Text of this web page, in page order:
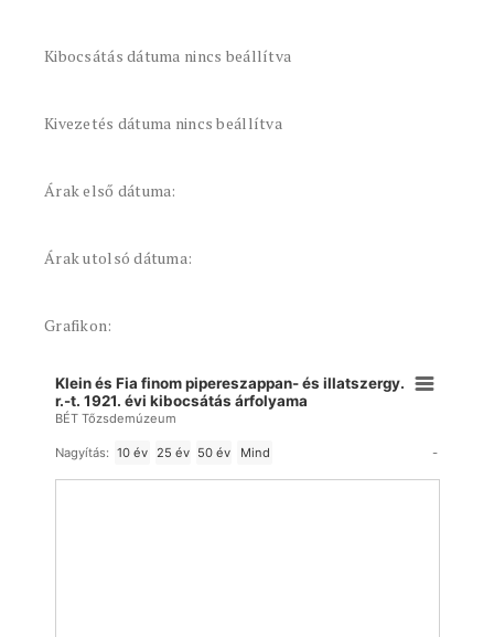
Kibocsátás dátuma nincs beállítva
Kivezetés dátuma nincs beállítva
Árak első dátuma:
Árak utolsó dátuma:
Grafikon:
Klein és Fia finom pipereszappan- és illatszergy.
r.-t. 1921. évi kibocsátás árfolyama
BÉT Tőzsdemúzeum
Nagyítás: 10 év 25 év 50 év Mind -